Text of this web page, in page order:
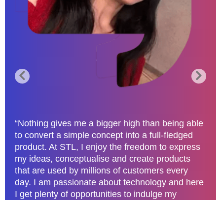
“Nothing gives me a bigger high than being able
to convert a simple concept into a full-fledged
product. At STL, I enjoy the freedom to express
my ideas, conceptualise and create products
that are used by millions of customers every
day. I am passionate about technology and here
I get plenty of opportunities to indulge my